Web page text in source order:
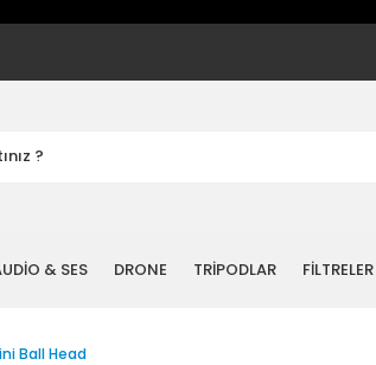
& SES DRONE TRİPODLAR FİLTRELER
Ball Head